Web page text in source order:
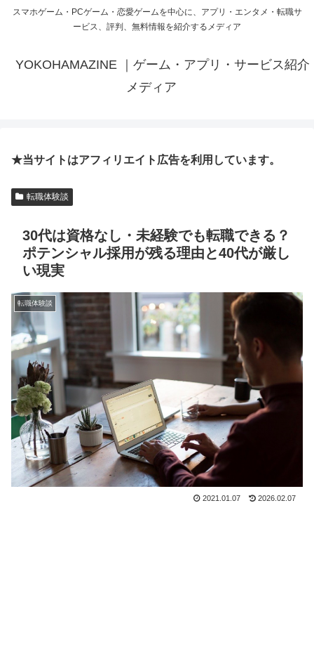
スマホゲーム・PCゲーム・恋愛ゲームを中心に、アプリ・エンタメ・転職サ
ービス、評判、無料情報を紹介するメディア
YOKOHAMAZINE ｜ゲーム・アプリ・サービス紹介
メディア
★当サイトはアフィリエイト広告を利用しています。
転職体験談
30代は資格なし・未経験でも転職できる？
ポテンシャル採用が残る理由と40代が厳し
い現実
転職体験談
2021.01.07 2026.02.07